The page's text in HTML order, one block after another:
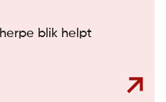
blik helpt